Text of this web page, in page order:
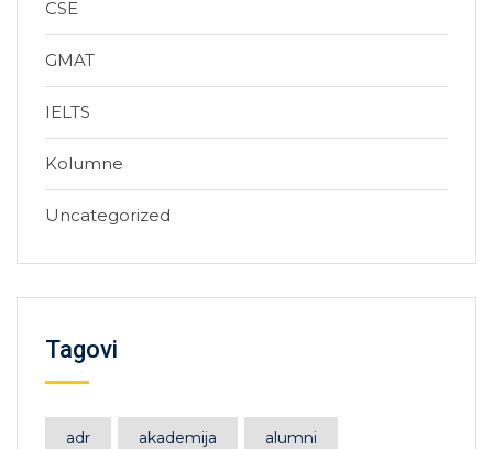
CSE
GMAT
IELTS
Kolumne
Uncategorized
Tagovi
adr akademija alumni